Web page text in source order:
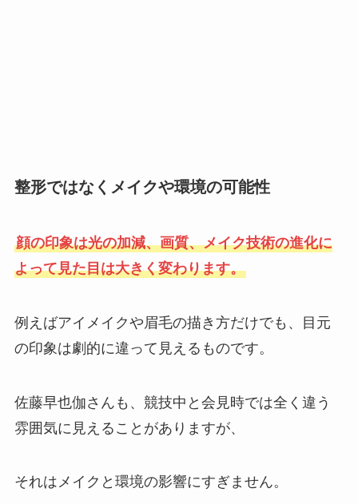
整形ではなくメイクや環境の可能性
顔の印象は光の加減、画質、メイク技術の進化に
よって見た目は大きく変わります。
例えばアイメイクや眉毛の描き方だけでも、目元
の印象は劇的に違って見えるものです。
佐藤早也伽さんも、競技中と会見時では全く違う
雰囲気に見えることがありますが、
それはメイクと環境の影響にすぎません。